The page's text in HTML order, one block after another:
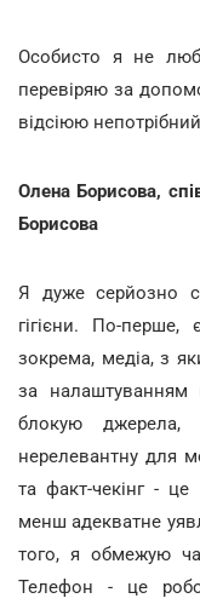
Особисто я не
перевіряю за
відсіюю
Олена Борисова,
Борисова
Я дуже серйозно
гігієни. По-
зокрема, медіа, з
за налаштуванням
блокую джерела,
нерелевантну для
та факт-чекінг -
менш адекватне
того, я обмежую
Телефон - це